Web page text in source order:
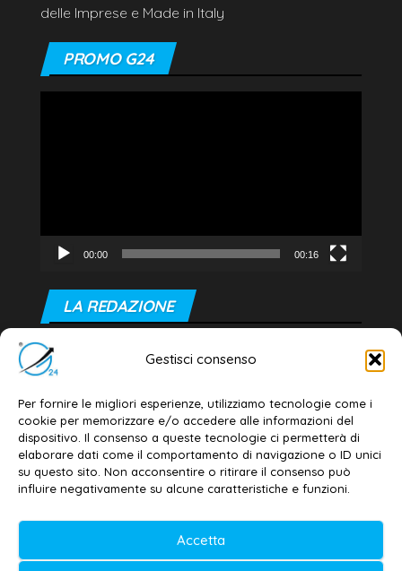
Gestisci consenso
Per fornire le migliori esperienze, utilizziamo tecnologie come i
cookie per memorizzare e/o accedere alle informazioni del
dispositivo. Il consenso a queste tecnologie ci permetterà di
elaborare dati come il comportamento di navigazione o ID unici
su questo sito. Non acconsentire o ritirare il consenso può
influire negativamente su alcune caratteristiche e funzioni.
Accetta
delle Imprese e Made in Italy
PROMO G24
00:00 00:16
LA REDAZIONE
Editore e direttore responsabile:
Dott. Daniele G. Masciullo
Email: redazione@galatina24.it
Contatti –Disclaimer
Privacy policy –Cookie policy
Testata iscritta al n. 11/2020 Registro della